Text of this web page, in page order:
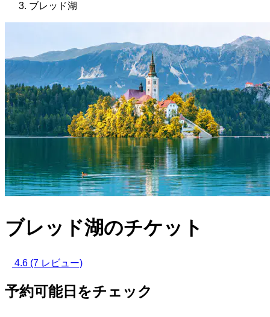
ブレッド湖
ブレッド湖のチケット
4.6 (7 レビュー)
予約可能日をチェック